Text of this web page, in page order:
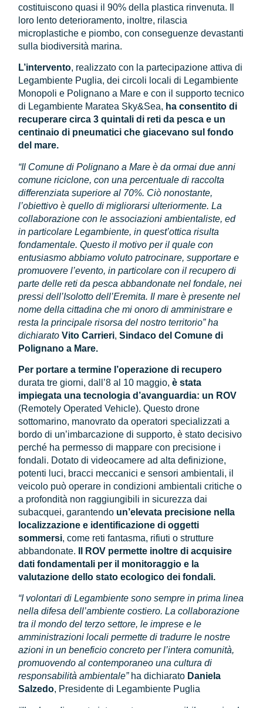
costituiscono quasi il 90% della plastica rinvenuta. Il
loro lento deterioramento, inoltre, rilascia
microplastiche e piombo, con conseguenze devastanti
sulla biodiversità marina.
L’intervento, realizzato con la partecipazione attiva di
Legambiente Puglia, dei circoli locali di Legambiente
Monopoli e Polignano a Mare e con il supporto tecnico
di Legambiente Maratea Sky&Sea, ha consentito di
recuperare circa 3 quintali di reti da pesca e un
centinaio di pneumatici che giacevano sul fondo
del mare.
“Il Comune di Polignano a Mare è da ormai due anni
comune riciclone, con una percentuale di raccolta
differenziata superiore al 70%. Ciò nonostante,
l’obiettivo è quello di migliorarsi ulteriormente. La
collaborazione con le associazioni ambientaliste, ed
in particolare Legambiente, in quest’ottica risulta
fondamentale. Questo il motivo per il quale con
entusiasmo abbiamo voluto patrocinare, supportare e
promuovere l’evento, in particolare con il recupero di
parte delle reti da pesca abbandonate nel fondale, nei
pressi dell’Isolotto dell’Eremita. Il mare è presente nel
nome della cittadina che mi onoro di amministrare e
resta la principale risorsa del nostro territorio” ha
dichiaratoVito Carrieri,Sindaco del Comune di
Polignano a Mare.
Per portare a termine l’operazione di recupero
durata tre giorni, dall’8 al 10 maggio,è stata
impiegata una tecnologia d’avanguardia: un ROV
(Remotely Operated Vehicle). Questo drone
sottomarino, manovrato da operatori specializzati a
bordo di un’imbarcazione di supporto, è stato decisivo
perché ha permesso di mappare con precisione i
fondali. Dotato di videocamere ad alta definizione,
potenti luci, bracci meccanici e sensori ambientali, il
veicolo può operare in condizioni ambientali critiche o
a profondità non raggiungibili in sicurezza dai
subacquei, garantendo un’elevata precisione nella
localizzazione e identificazione di oggetti
sommersi, come reti fantasma, rifiuti o strutture
abbandonate.
Il ROV permette inoltredi acquisire
dati fondamentali per il monitoraggio e la
valutazione dello stato ecologico dei fondali.
“I volontari di Legambiente sono sempre in prima linea
nella difesa dell’ambiente costiero. La collaborazione
tra il mondo del terzo settore, le imprese e le
amministrazioni locali permette di tradurre le nostre
azioni in un beneficio concreto per l’intera comunità,
promuovendo al contemporaneo una cultura di
responsabilità ambientale” ha dichiarato Daniela
Salzedo, Presidente di Legambiente Puglia